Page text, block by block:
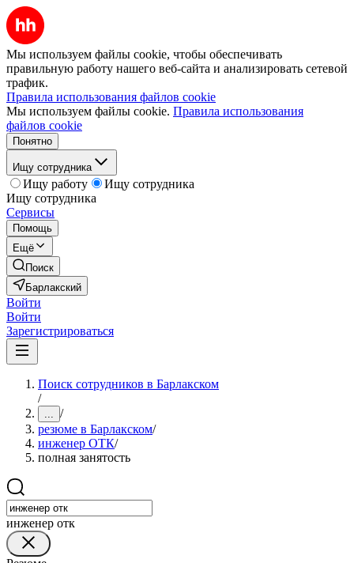
Мы используем файлы cookie, чтобы обеспечивать
правильную работу нашего веб-сайта и анализировать сетевой
трафик.
Правила использования файлов cookie
Мы используем файлы cookie. Правила использования
файлов cookie
Понятно
Ищу сотрудника
Ищу работу
Ищу сотрудника
Ищу сотрудника
Сервисы
Помощь
Ещё
Поиск
Барлакский
Войти
Войти
Зарегистрироваться
Поиск сотрудников в Барлакском
/
... /
резюме в Барлакском/
инженер ОТК/
полная занятость
инженер отк